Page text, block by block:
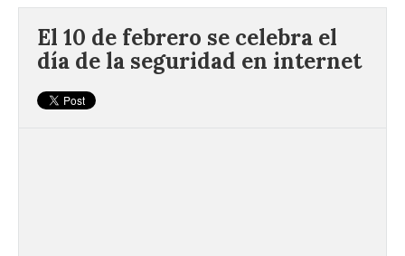
El 10 de febrero se celebra el
día de la seguridad en internet